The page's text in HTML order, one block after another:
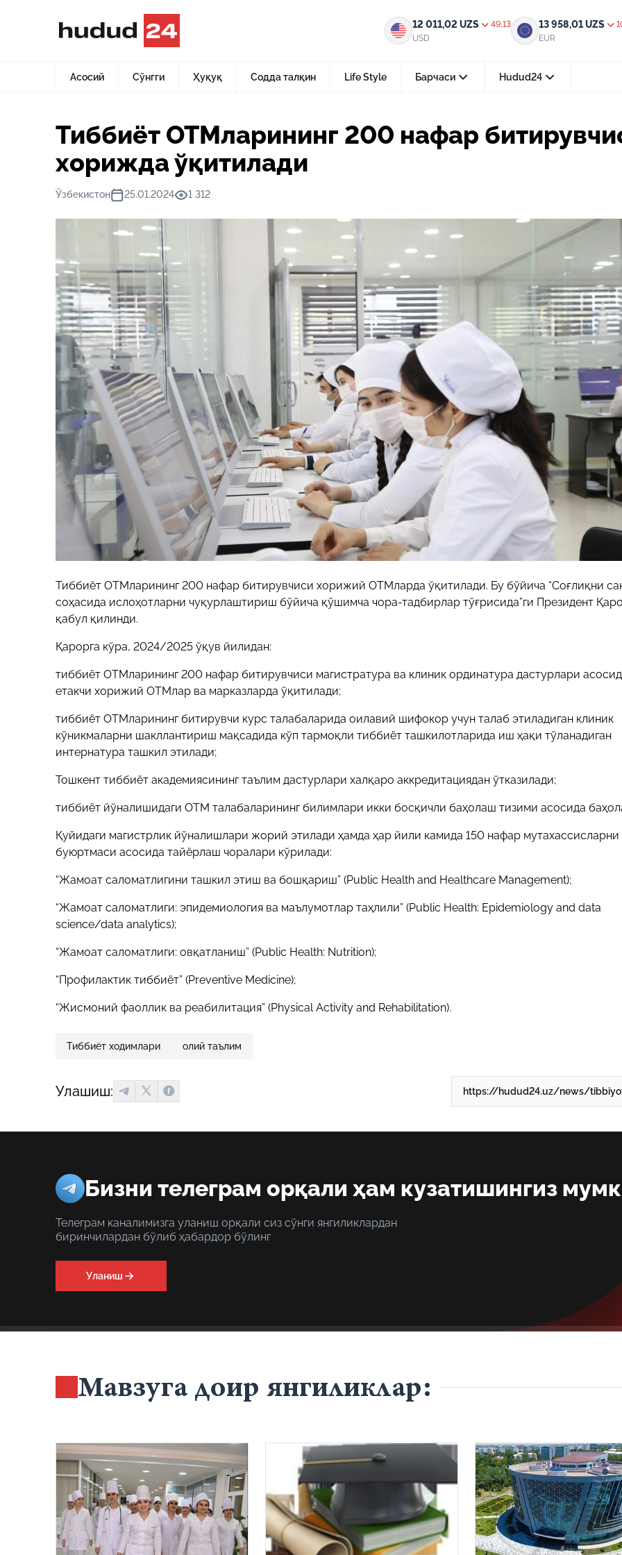
12 011,02 UZS
49,13
USD
13 958,01UZS
EUR
Асосий Сўнгги Ҳуқуқ Содда талқин Life Style Барчаси Hudud24
05-август 2026, 04:36
Электрон обуна: ҳуқуқий
15-июл 2026, 05:11
Ҳуқуқий билимларни
форматда ўрганиш имконияти
29-июн 2026, 10:29
Халқ билан очиқ мулоқот —
манфаатларига хизмат қилувчи
давлат бошқарувининг муҳим
25-июн 2026, 11:04
Электрон обуна: ҳуқуқий
тез ва қулай йўл
23-июн 2026, 10:05
Хусусий боғчада 5 ой ишлаб
чиқиш мумкинми?
Янгиликлар Тиббиёт ОТМларининг 200 нафар битирувчиси хорижда ўқитилади
Тиббиёт ОТМларининг 200 нафар
хорижда ўқитилади
Ўзбекистон 25.01.2024 1 312
Тиббиёт ОТМларининг 200 нафар битирувчиси хорижий ОТМларда ўқитилади. Бу бўйича “Соғлиқни
соҳасида ислоҳотларни чуқурлаштириш бўйича қўшимча чора-тадбирлар тўғрисида”ги Президент
қабул қилинди.
Қарорга кўра, 2024/2025 ўқув йилидан:
тиббиёт ОТМларининг 200 нафар битирувчиси магистратура ва клиник ординатура дастурлари
етакчи хорижий ОТМлар ва марказларда ўқитилади;
тиббиёт ОТМларининг битирувчи курс талабаларида оилавий шифокор учун талаб этиладиган клиник
кўникмаларни шакллантириш мақсадида кўп тармоқли тиббиёт ташкилотларида иш ҳақи тўланадиган
интернатура ташкил этилади;
Тошкент тиббиёт академиясининг таълим дастурлари халқаро аккредитациядан ўтказилади;
тиббиёт йўналишидаги ОТМ талабаларининг билимлари икки босқичли баҳолаш тизими асосида
Қуйидаги магистрлик йўналишлари жорий этилади ҳамда ҳар йили камида 150 нафар мутахассисларни
буюртмаси асосида тайёрлаш чоралари кўрилади:
“Жамоат саломатлигини ташкил этиш ва бошқариш” (Public Health and Healthcare Management);
“Жамоат саломатлиги: эпидемиология ва маълумотлар таҳлили” (Public Health: Epidemiology and data
science/data analytics);
“Жамоат саломатлиги: овқатланиш” (Public Health: Nutrition);
“Профилактик тиббиёт” (Preventive Medicine);
“Жисмоний фаоллик ва реабилитация” (Physical Activity and Rehabilitation).
Тиббиёт ходимлари олий таълим
Улашиш:
Бизни телеграм орқали ҳам кузатишингиз
Телеграм каналимизга уланиш орқали сиз сўнги янгиликлардан
биринчилардан бўлиб ҳабардор бўлинг
Уланиш
Мавзуга доир янгиликлар: